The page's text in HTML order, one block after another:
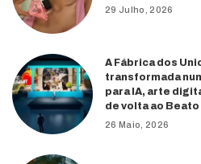
29 Julho, 2026
A Fábrica dos
transformada
para IA, arte
de volta ao Beato
26 Maio, 2026